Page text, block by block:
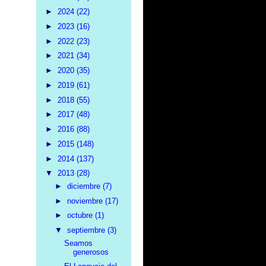
► 2024 (22)
► 2023 (16)
► 2022 (23)
► 2021 (34)
► 2020 (35)
► 2019 (61)
► 2018 (55)
► 2017 (48)
► 2016 (88)
► 2015 (148)
► 2014 (137)
▼ 2013 (28)
► diciembre (7)
► noviembre (17)
► octubre (1)
▼ septiembre (3)
Seamos
generosos